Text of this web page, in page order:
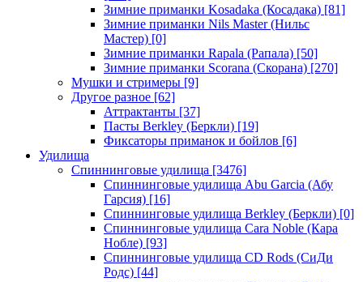
Зимние приманки Kosadaka (Косадака) [81]
Зимние приманки Nils Master (Нильс
Мастер) [0]
Зимние приманки Rapala (Рапала) [50]
Зимние приманки Scorana (Скорана) [270]
Мушки и стримеры [9]
Другое разное [62]
Аттрактанты [37]
Пасты Berkley (Беркли) [19]
Фиксаторы приманок и бойлов [6]
Удилища
Спиннинговые удилища [3476]
Спиннинговые удилища Abu Garcia (Абу
Гарсия) [16]
Спиннинговые удилища Berkley (Беркли) [0]
Спиннинговые удилища Cara Noble (Кара
Нобле) [93]
Спиннинговые удилища CD Rods (СиДи
Родс) [44]